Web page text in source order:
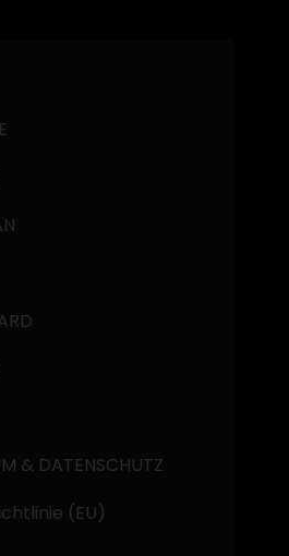
& DATENSCHUTZ
(EU)